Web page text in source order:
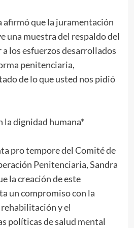
afirmó que la juramentación
una muestra del respaldo del
los esfuerzos desarrollados
penitenciaria,
de lo que usted nos pidió
la dignidad humana*
pro tempore del Comité de
Penitenciaria, Sandra
la creación de este
un compromiso con la
y el
políticas de salud mental